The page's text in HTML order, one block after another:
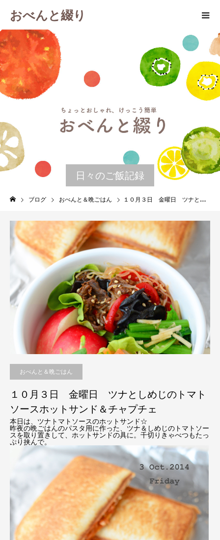
おべんと綴り
日々のご飯記録
ブログ おべんと＆晩ごはん １０月３日 金曜日 ツナとしめじのトマトソースホットサンド＆チャプチェ
おべんと＆晩ごはん
１０月３日 金曜日 ツナとしめじのトマト
ソースホットサンド＆チャプチェ
本日は、ツナトマトソースのホットサンド☆
昨夜の晩ごはんのパスタ用に作った、ツナ＆しめじのトマトソー
スを取り置きして、ホットサンドの具に。千切りきゃべつもたっ
ぷり挟んで。